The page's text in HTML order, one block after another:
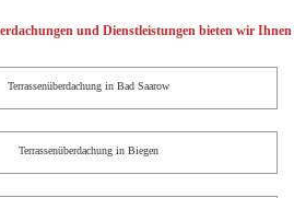
und Dienstleistungen bieten wir
Terrassenüberdachung in Bad Saarow
Terrassenüberdachung in Biegen